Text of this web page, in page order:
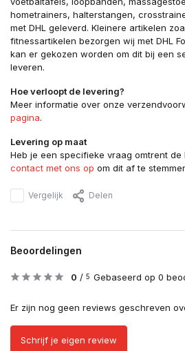
hometrainers, halterstangen,
met DHL geleverd. Kleinere artikelen
fitnessartikelen bezorgen wij met DHL
kan er gekozen worden om dit bij een
leveren.
Hoe verloopt de levering?
Meer informatie over onze
pagina.
Levering op maat
Heb je een specifieke vraag omtrent de
contact met ons op om dit af te
Vergelijk Delen
Beoordelingen
0 / 5 Gebaseerd op 0
Er zijn nog geen reviews geschreven
Schrijf je eigen review